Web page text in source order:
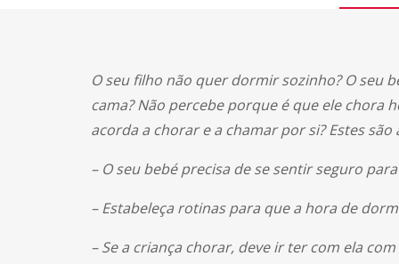
O seu filho não quer dormir sozinho? O seu
cama? Não percebe porque é que ele chora
acorda a chorar e a chamar por si? Estes
– O seu bebé precisa de se sentir seguro
– Estabeleça rotinas para que a hora de
– Se a criança chorar, deve ir ter com ela